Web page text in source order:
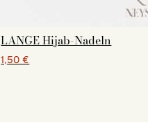
LANGE Hijab-Nadeln
1,50 €